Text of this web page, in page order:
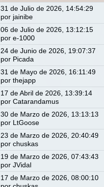
31 de Julio de 2026, 14:54:29
por jainibe
06 de Julio de 2026, 13:12:15
pore-1000
24 de Junio de 2026, 19:07:37
por Picada
31 de Mayo de 2026, 16:11:49
porthejapp
17 de Abril de 2026, 13:39:14
porCatarandamus
30 de Marzo de 2026, 13:13:13
por
LtGoose
23 de Marzo de 2026, 20:40:49
porchuskas
19 de Marzo de 2026, 07:43:43
porJVidal
17 de Marzo de 2026, 08:00:10